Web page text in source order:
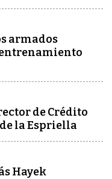
armados
de Crédito
la Espriella
Hayek